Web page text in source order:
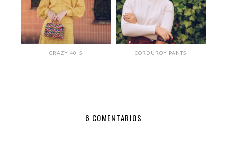
CRAZY 40'S CORDUROY PANTS
6 COMENTARIOS